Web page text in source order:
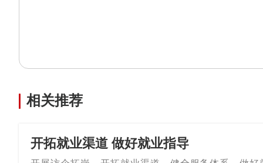
相关推荐
开拓就业渠道 做好就业指导